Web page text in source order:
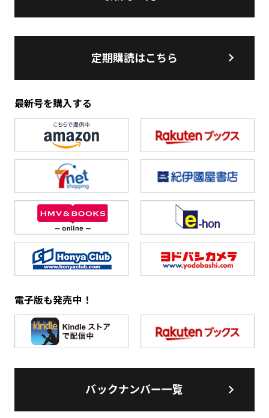
定期購読はこちら
最新号を購入する
電子版も発売中！
バックナンバー一覧